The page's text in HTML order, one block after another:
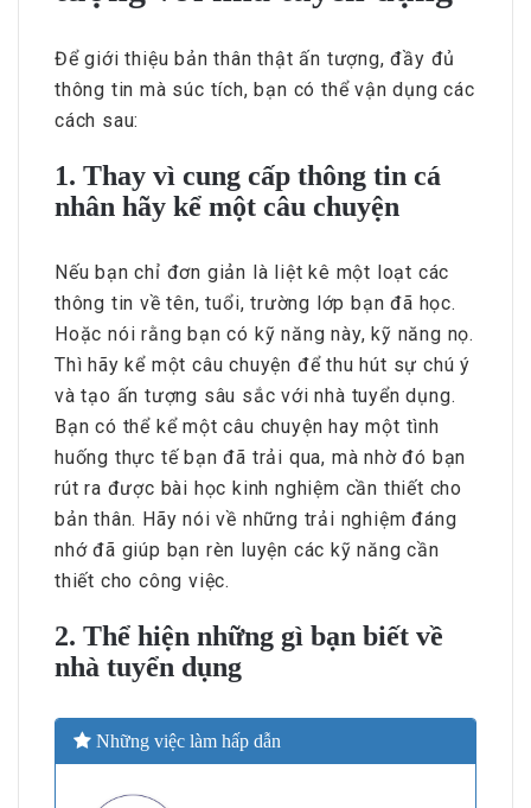
Để giới thiệu bản thân thật ấn tượng, đầy đủ
thông tin mà súc tích, bạn có thể vận dụng các
cách sau:
1. Thay vì cung cấp thông tin cá
nhân hãy kể một câu chuyện
Nếu bạn chỉ đơn giản là liệt kê một loạt các
thông tin về tên, tuổi, trường lớp bạn đã học.
Hoặc nói rằng bạn có kỹ năng này, kỹ năng nọ.
Thì hãy kể một câu chuyện để thu hút sự chú ý
và tạo ấn tượng sâu sắc với nhà tuyển dụng.
Bạn có thể kể một câu chuyện hay một tình
huống thực tế bạn đã trải qua, mà nhờ đó bạn
rút ra được bài học kinh nghiệm cần thiết cho
bản thân. Hãy nói về những trải nghiệm đáng
nhớ đã giúp bạn rèn luyện các kỹ năng cần
thiết cho công việc.
2. Thể hiện những gì bạn biết về
nhà tuyển dụng
Những việc làm hấp dẫn